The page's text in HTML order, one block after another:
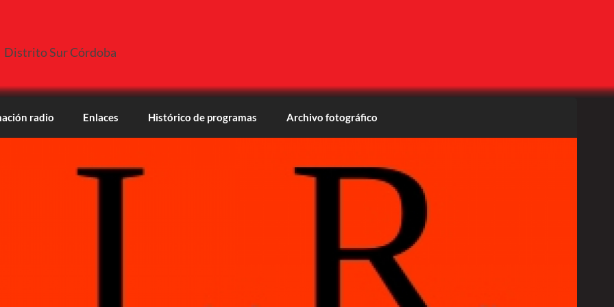
Distrito Sur Córdoba
radio Enlaces Histórico de programas Archivo fotográfico